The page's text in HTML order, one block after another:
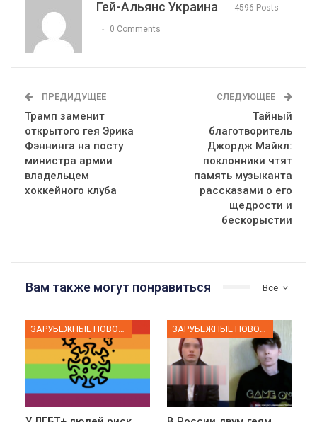
Гей-Альянс Украина 4596 Posts
0 Comments
ПРЕДИДУЩЕЕ
Трамп заменит
открытого гея Эрика
Фэннинга на посту
министра армии
владельцем
хоккейного клуба
СЛЕДУЮЩЕЕ
Тайный
благотворитель
Джордж Майкл:
поклонники чтят
память музыканта
рассказами о его
щедрости и
бескорыстии
Все
Вам также могут понравиться
ЗАРУБЕЖНЫЕ НОВОСТИ ЗАРУБЕЖНЫЕ НОВОСТИ